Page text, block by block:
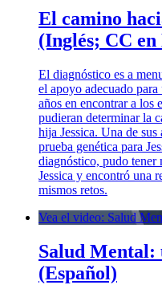
El camino
(Inglés; CC en
El diagnóstico es a
el apoyo adecuado
años en encontrar a los
pudieran determinar la
hija Jessica. Una de
prueba genética para
diagnóstico, pudo tener
Jessica y encontró una
mismos retos.
Vea el video: Salud
Salud Mental:
(Español)